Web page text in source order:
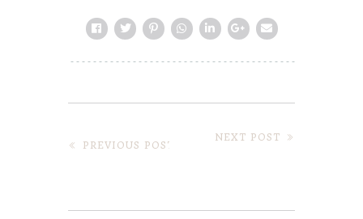
PREVIOUS POST
NEXT POST